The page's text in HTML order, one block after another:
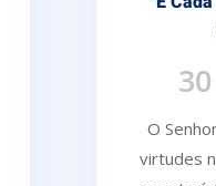
O
virtudes